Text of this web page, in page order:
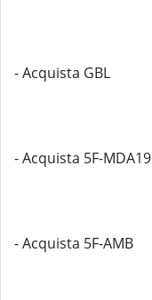
- Acquista GBL
- Acquista 5F-MDA19
- Acquista 5F-AMB